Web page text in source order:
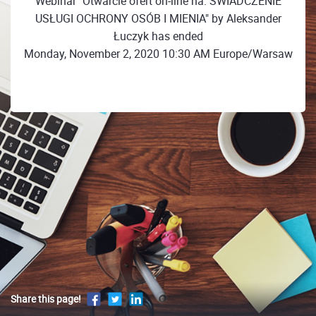
USŁUGI OCHRONY OSÓB I MIENIA" by Aleksander
Łuczyk has ended
Monday, November 2, 2020 10:30 AM Europe/Warsaw
Share this page!